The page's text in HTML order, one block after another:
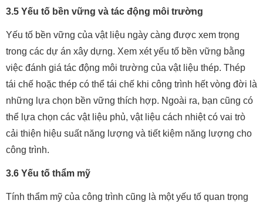
3.5 Yếu tố bền vững và tác động môi trường
Yếu tố bền vững của vật liệu ngày càng được xem trọng
trong các dự án xây dựng. Xem xét yếu tố bền vững bằng
việc đánh giá tác động môi trường của vật liệu thép. Thép
tái chế hoặc thép có thể tái chế khi công trình hết vòng đời là
những lựa chọn bền vững thích hợp. Ngoài ra, bạn cũng có
thể lựa chọn các vật liệu phủ, vật liệu cách nhiệt có vai trò
cải thiện hiệu suất năng lượng và tiết kiệm năng lượng cho
công trình.
3.6 Yếu tố thẩm mỹ
Tính thẩm mỹ của công trình cũng là một yếu tố quan trọng